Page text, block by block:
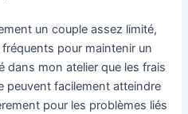
un couple assez limité,
pour maintenir un
dans mon atelier que les frais
peuvent facilement atteindre
pour les problèmes liés